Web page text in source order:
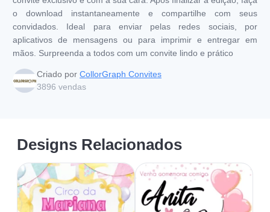
o download instantaneamente e compartilhe com seus
convidados. Ideal para enviar pelas redes sociais, por
aplicativos de mensagens ou para imprimir e entregar em
mãos. Surpreenda a todos com um convite lindo e prático
Criado por CollorGraph Convites
3896 vendas
Designs Relacionados